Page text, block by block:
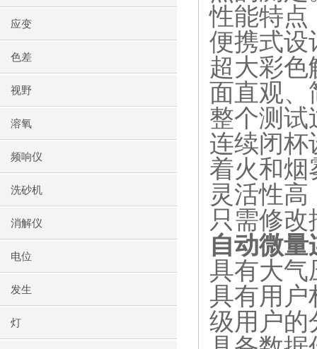
应变
色差
视野
溶氧
频响仪
洗砂机
消解仪
电位
发生
灯
性能特点
便携式设
超大彩色
面直观、
整个测试
连续闭杯
着火和烟
灵活性
只需修
自动微
具有大气
具有用户
级用户的